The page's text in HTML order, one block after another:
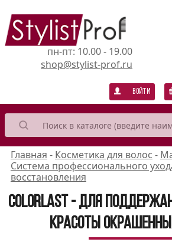
пн-пт: 10.00 - 19.00
shop@stylist-prof.ru
Войти
Главная - Косметика для волос -
Система профессионального
восстановления
Colorlast - для
красоты